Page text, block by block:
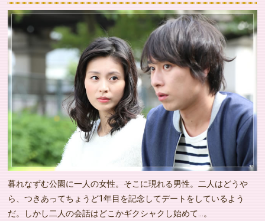
暮れなずむ公園に一人の女性。そこに現れる男性。二人はどうや
ら、つきあってちょうど1年目を記念してデートをしているよう
だ。しかし二人の会話はどこかギクシャクし始めて…。